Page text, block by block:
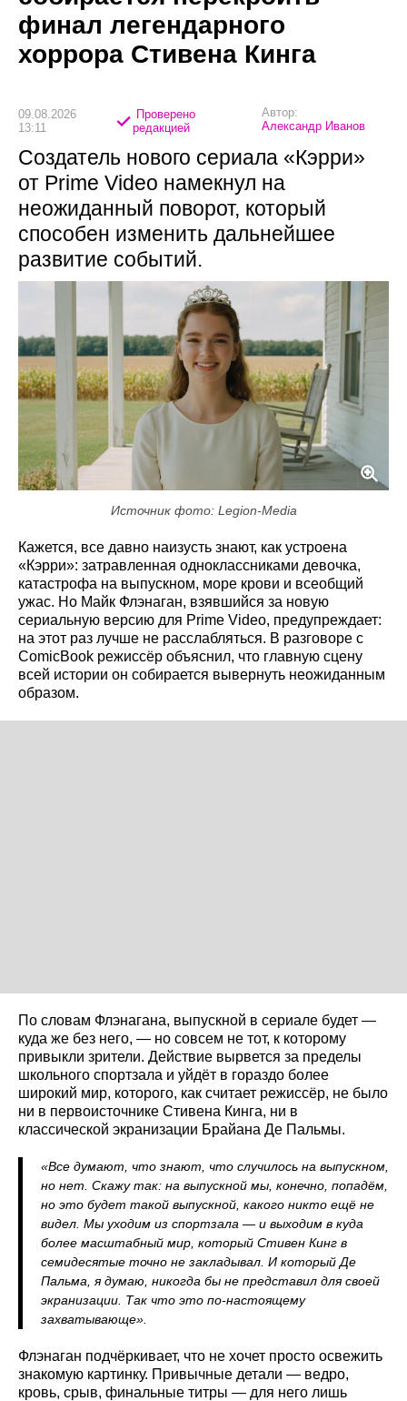
финал легендарного
хоррора Стивена Кинга
09.08.2026
13:11
Проверено
редакцией
Автор:
Александр Иванов
Создатель нового сериала «Кэрри»
от Prime Video намекнул на
неожиданный поворот, который
способен изменить дальнейшее
развитие событий.
Источник фото: Legion-Media
Кажется, все давно наизусть знают, как устроена
«Кэрри»: затравленная одноклассниками девочка,
катастрофа на выпускном, море крови и всеобщий
ужас. Но Майк Флэнаган, взявшийся за новую
сериальную версию для Prime Video, предупреждает:
на этот раз лучше не расслабляться. В разговоре с
ComicBook режиссёр объяснил, что главную сцену
всей истории он собирается вывернуть неожиданным
образом.
По словам Флэнагана, выпускной в сериале будет —
куда же без него, — но совсем не тот, к которому
привыкли зрители. Действие вырвется за пределы
школьного спортзала и уйдёт в гораздо более
широкий мир, которого, как считает режиссёр, не было
ни в первоисточнике Стивена Кинга, ни в
классической экранизации Брайана Де Пальмы.
«Все думают, что знают, что случилось на выпускном,
но нет. Скажу так: на выпускной мы, конечно, попадём,
но это будет такой выпускной, какого никто ещё не
видел. Мы уходим из спортзала — и выходим в куда
более масштабный мир, который Стивен Кинг в
семидесятые точно не закладывал. И который Де
Пальма, я думаю, никогда бы не представил для своей
экранизации. Так что это по-настоящему
захватывающе».
Флэнаган подчёркивает, что не хочет просто освежить
знакомую картинку. Привычные детали — ведро,
кровь, срыв, финальные титры — для него лишь